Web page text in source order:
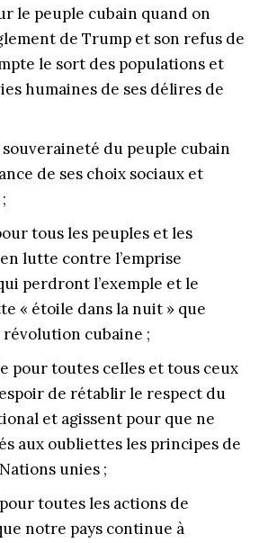
le peuple cubain quand on
de Trump et son refus de
le sort des populations et
humaines de ses délires de
souveraineté du peuple cubain
de ses choix sociaux et
tous les peuples et les
lutte contre l’emprise
perdront l’exemple et le
« étoile dans la nuit » que
cubaine ;
pour toutes celles et tous ceux
de rétablir le respect du
et agissent pour que ne
aux oubliettes les principes de
unies ;
toutes les actions de
notre pays continue à